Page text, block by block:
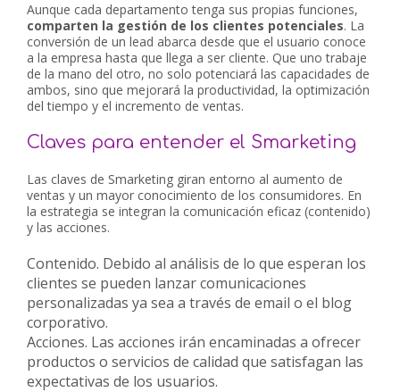
Aunque cada departamento tenga sus propias funciones,
comparten la gestión de los clientes potenciales. La
conversión de un lead abarca desde que el usuario conoce
a la empresa hasta que llega a ser cliente. Que uno trabaje
de la mano del otro, no solo potenciará las capacidades de
ambos, sino que mejorará la productividad, la optimización
del tiempo y el incremento de ventas.
Claves para entender el Smarketing
Las claves de Smarketing giran entorno al aumento de
ventas y un mayor conocimiento de los consumidores. En
la estrategia se integran la comunicación eficaz (contenido)
y las acciones.
Contenido. Debido al análisis de lo que esperan los
clientes se pueden lanzar comunicaciones
personalizadas ya sea a través de email o el blog
corporativo.
Acciones. Las acciones irán encaminadas a ofrecer
productos o servicios de calidad que satisfagan las
expectativas de los usuarios.